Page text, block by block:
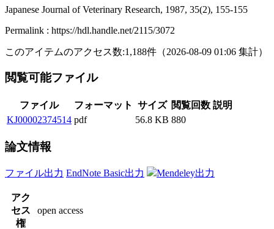
Japanese Journal of Veterinary Research, 1987, 35(2), 155-155
Permalink : https://hdl.handle.net/2115/3072
このアイテムのアクセス数:1,188件 （2026-08-09 01:06 集計）
閲覧可能ファイル
ファイル フォーマット サイズ 閲覧回数 説明
KJ00002374514 pdf 56.8 KB 880
論文情報
ファイル出力 EndNote Basic出力 Mendeley出力
アク
セス
権
open access